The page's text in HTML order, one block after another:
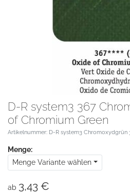
D-R system3 367
of Chromium Green
Artikelnummer: D-R system3 Chromoxydgrün
Menge:
Menge Variante wählen
ab 3,43 €